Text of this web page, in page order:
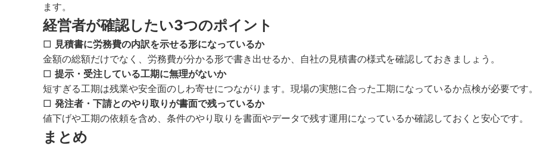
ます。
経営者が確認したい3つのポイント
□ 見積書に労務費の内訳を示せる形になっているか
金額の総額だけでなく、労務費が分かる形で書き出せるか、自社の見積書の様式を確認しておきましょう。
□ 提示・受注している工期に無理がないか
短すぎる工期は残業や安全面のしわ寄せにつながります。現場の実態に合った工期になっているか点検が必要です。
□ 発注者・下請とのやり取りが書面で残っているか
値下げや工期の依頼を含め、条件のやり取りを書面やデータで残す運用になっているか確認しておくと安心です。
まとめ